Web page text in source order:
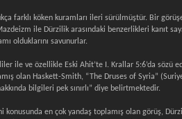
farklı köken kuramları ileri sürülmüştür. Bir
ile Dürzilik arasındaki benzerlikleri kanıt
olduklarını savunurlar.
ile ve özellikle Eski Ahit’te I. Krallar 5:6’da sözü
olan Haskett-Smith, “The Druses of Syria”
bilgileri pek sınırlı” diye belirtmektedir.
konusunda en çok yandaş toplamış olan görüş,